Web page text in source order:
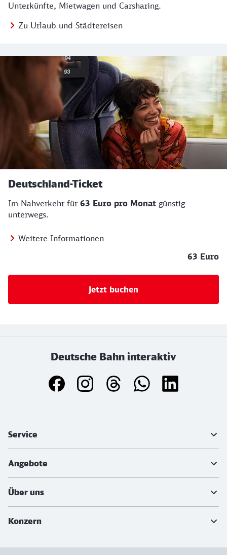
Unterkünfte, Mietwagen und Carsharing.
Zu Urlaub und Städtereisen
Regionales Angebot
Deutschland-Ticket
Im Nahverkehr für 63 Euro pro Monat günstig
unterwegs.
Weitere Informationen
63 Euro
Jetzt buchen
Deutsche Bahn interaktiv
Service
Angebote
Über uns
Konzern